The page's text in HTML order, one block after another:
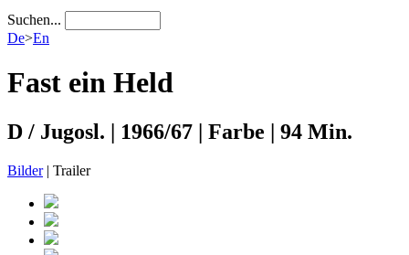
Suchen...
De>En
Fast ein Held
D / Jugosl. | 1966/67 | Farbe | 94 Min.
Bilder| Trailer